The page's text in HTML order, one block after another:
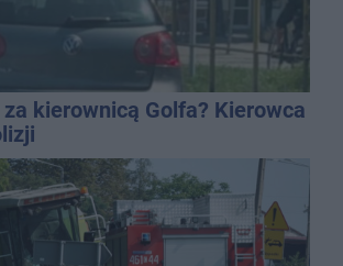
za kierownicą Golfa? Kierowca